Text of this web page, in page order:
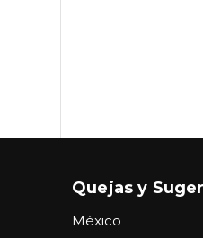
Quejas y
México